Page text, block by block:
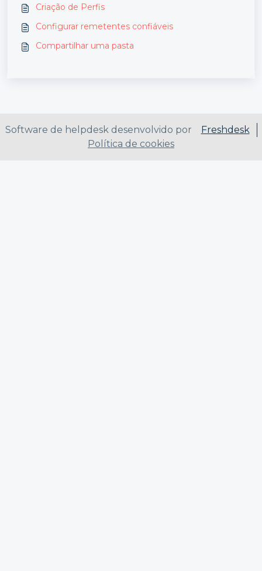
Criação de Perfis
Configurar remetentes confiáveis
Compartilhar uma pasta
Software de helpdesk desenvolvido por
Freshdesk
Política de cookies